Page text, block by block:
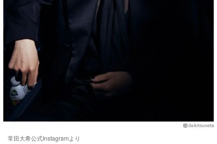
常田大希公式Instagramより